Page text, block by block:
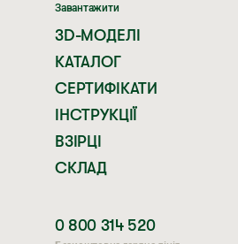
Завантажити
3D-МОДЕЛІ
КАТАЛОГ
СЕРТИФІКАТИ
ІНСТРУКЦІЇ
ВЗІРЦІ
СКЛАД
0 800 314 520